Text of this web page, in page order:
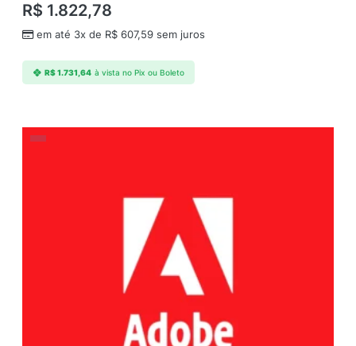
R$ 1.822,78
em até 3x de R$ 607,59 sem juros
R$1.731,64 à vista no Pix ou Boleto